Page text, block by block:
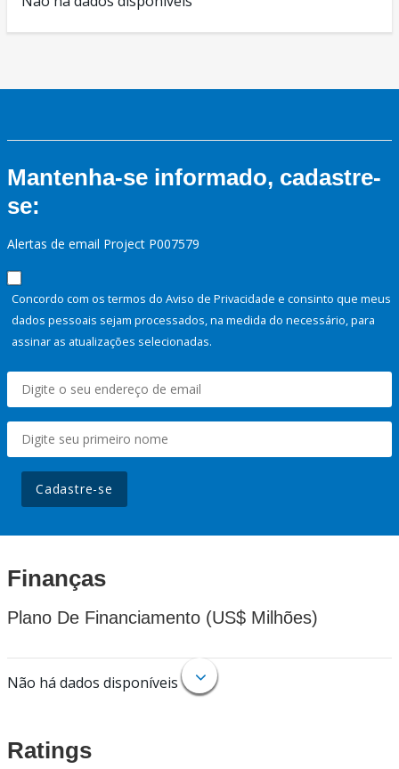
Mantenha-se informado, cadastre-
se:
Alertas de email Project P007579
Concordo com os termos do Aviso de Privacidade e consinto que meus
dados pessoais sejam processados, na medida do necessário, para
assinar as atualizações selecionadas.
Cadastre-se
Finanças
Plano De Financiamento (US$ Milhões)
Não há dados disponíveis
Ratings